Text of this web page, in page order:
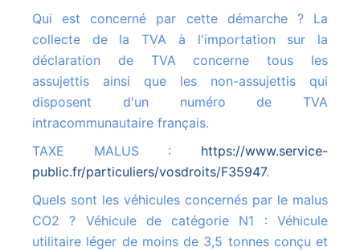
Qui est concerné par cette démarche ? La
collecte de la TVA à l'importation sur la
déclaration de TVA concerne tous les
assujettis ainsi que les non-assujettis qui
disposent d'un numéro de TVA
intracommunautaire français.
TAXE MALUS : https://www.service-
public.fr/particuliers/vosdroits/F35947.
Quels sont les véhicules concernés par le malus
CO2 ? Véhicule de catégorie N1 : Véhicule
utilitaire léger de moins de 3,5 tonnes conçu et